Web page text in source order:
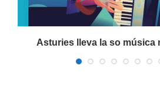
Asturies lleva la so música